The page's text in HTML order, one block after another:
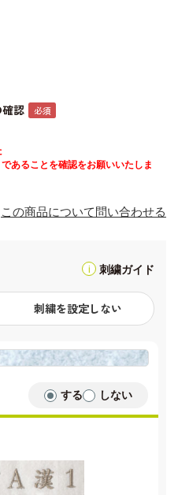
認
あることを確認をお願いいたしま
この商品について問い合わせる
刺繍ガイド
刺繍を設定しない
する しない